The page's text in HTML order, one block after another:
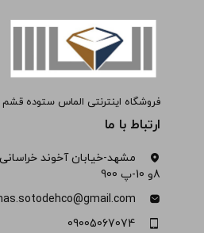
فروشگاه اینترنتی الماس ستوده قشم
ارتباط با ما
مشهد-خیابان آخوند
8و 10-پ 900
09005067074